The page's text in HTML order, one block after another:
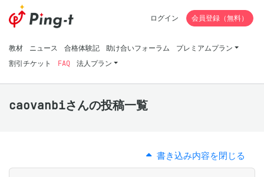
教材 ニュース 合格体験記 助け合いフォーラム
プレミアムプラン
割引チケット
FAQ 法人プラン
ログイン 会員登録（無料）
caovanbiさんの投稿一覧
書き込み内容を閉じる